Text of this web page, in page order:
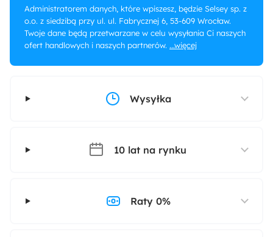
Administratorem danych, które wpiszesz, będzie Selsey sp. z
o.o. z siedzibą przy ul. ul. Fabrycznej 6, 53-609 Wrocław.
Twoje dane będą przetwarzane w celu wysyłania Ci naszych
ofert handlowych i naszych partnerów. ...więcej
Wysyłka
10 lat na rynku
Raty 0%